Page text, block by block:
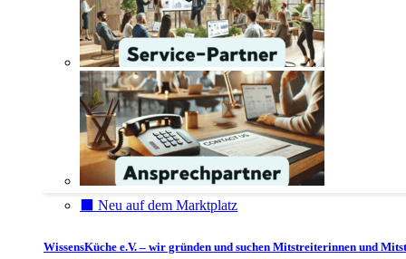
⬛️ Neu auf dem Marktplatz
WissensKüche e.V. – wir gründen und suchen Mitstreiterinnen und